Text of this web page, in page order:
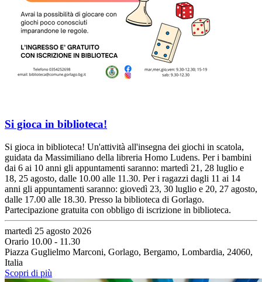
Si gioca in biblioteca!
Si gioca in biblioteca! Un'attività all'insegna dei giochi in scatola,
guidata da Massimiliano della libreria Homo Ludens. Per i bambini
dai 6 ai 10 anni gli appuntamenti saranno: martedì 21, 28 luglio e
18, 25 agosto, dalle 10.00 alle 11.30. Per i ragazzi dagli 11 ai 14
anni gli appuntamenti saranno: giovedì 23, 30 luglio e 20, 27 agosto,
dalle 17.00 alle 18.30. Presso la biblioteca di Gorlago.
Partecipazione gratuita con obbligo di iscrizione in biblioteca.
martedì 25 agosto 2026
Orario 10.00 - 11.30
Piazza Guglielmo Marconi, Gorlago, Bergamo, Lombardia, 24060,
Italia
Scopri di più